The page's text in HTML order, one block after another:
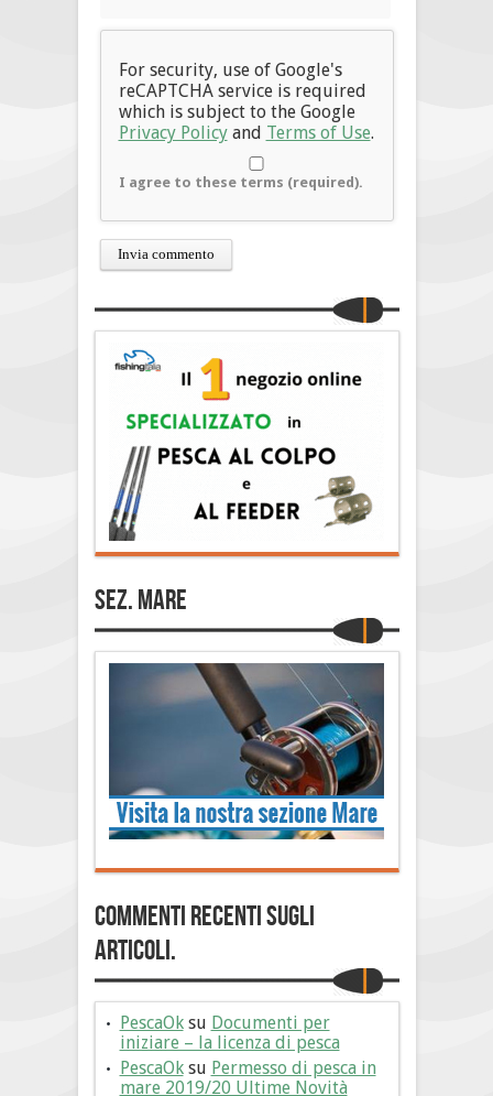
For security, use of Google's
reCAPTCHA service is required
which is subject to the Google
Privacy Policyand Terms of Use.
I agree to these terms (required).
Sez. Mare
Commenti Recenti sugli
articoli.
PescaOksu Documenti per
iniziare – la licenza di pesca
PescaOksu Permesso di pesca in
mare 2019/20 Ultime Novità